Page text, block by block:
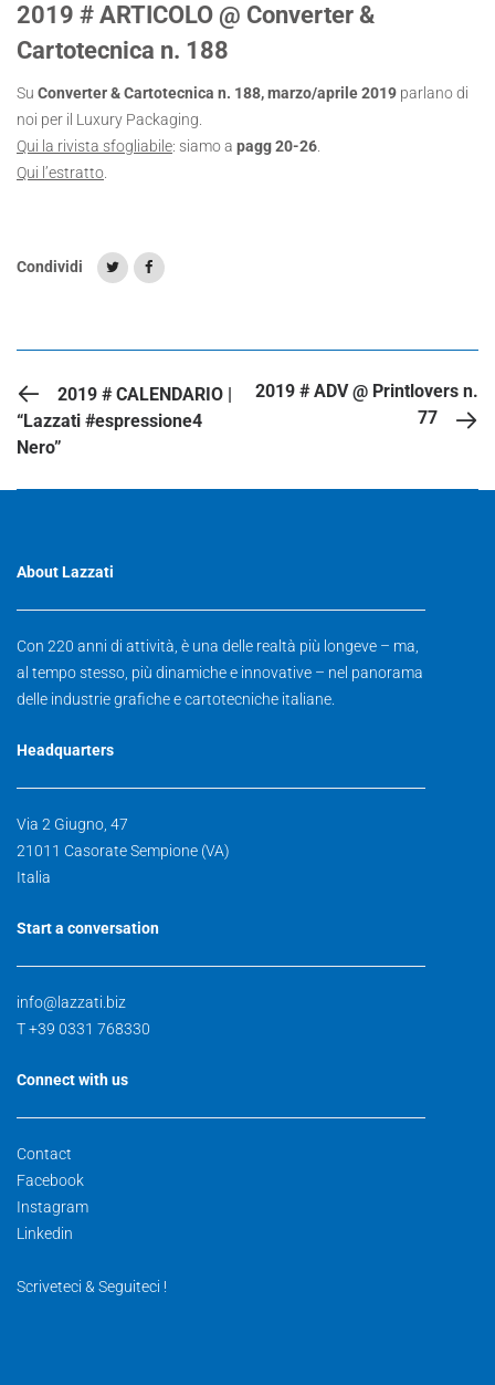
2019 # ARTICOLO @ Converter &
Cartotecnica n. 188
Su Converter & Cartotecnica n. 188, marzo/aprile 2019 parlano di
noi per il Luxury Packaging.
Qui la rivista sfogliabile: siamo a pagg 20-26
Qui l’estratto
Condividi
ARTICOLO PRECEDENTE
2019 # CALENDARIO |
“Lazzati #espressione4
Nero”
2019 # ADV @ Printlovers n.
77
About Lazzati
Con 220 anni di attività, è una delle realtà più longeve – ma,
al tempo stesso, più dinamiche e innovative – nel panorama
delle industrie grafiche e cartotecniche italiane.
Headquarters
Via 2 Giugno, 47
21011 Casorate Sempione (VA)
Italia
Start a conversation
info@lazzati.biz
T +39 0331 768330
Connect with us
Contact
Facebook
Instagram
Linkedin
Scriveteci & Seguiteci !